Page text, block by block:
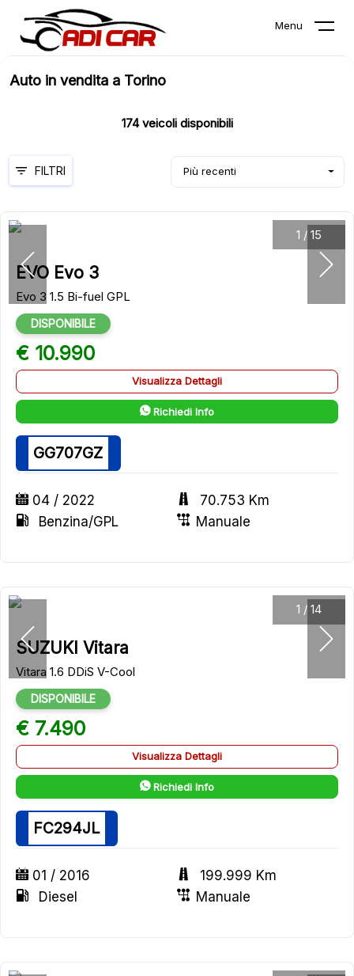
Menu
Auto in vendita a Torino
174veicoli disponibili
Più recenti
FILTRI
1 / 15
EVO Evo 3
Evo 3 1.5 Bi-fuel GPL
DISPONIBILE
€ 10.990
Visualizza Dettagli
Richiedi Info
GG707GZ
04 / 2022
70.753 Km
Benzina/GPL
Manuale
1 / 14
SUZUKI Vitara
Vitara 1.6 DDiS V-Cool
DISPONIBILE
€ 7.490
Visualizza Dettagli
Richiedi Info
FC294JL
01 / 2016
199.999 Km
Diesel
Manuale